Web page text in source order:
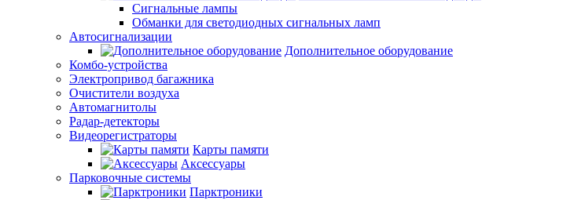
Сигнальные лампы
Обманки для светодиодных сигнальных ламп
Автосигнализации
Дополнительное оборудование
Комбо-устройства
Электропривод багажника
Очистители воздуха
Автомагнитолы
Радар-детекторы
Видеорегистраторы
Карты памяти
Аксессуары
Парковочные системы
Парктроники